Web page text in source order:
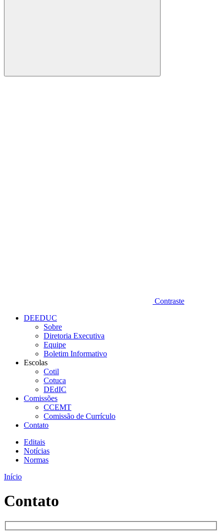
Buscar
Contraste
DEEDUC
Sobre
Diretoria Executiva
Equipe
Boletim Informativo
Escolas
Cotil
Cotuca
DEdIC
Comissões
CCEMT
Comissão de Currículo
Contato
Editais
Notícias
Normas
Início
Contato